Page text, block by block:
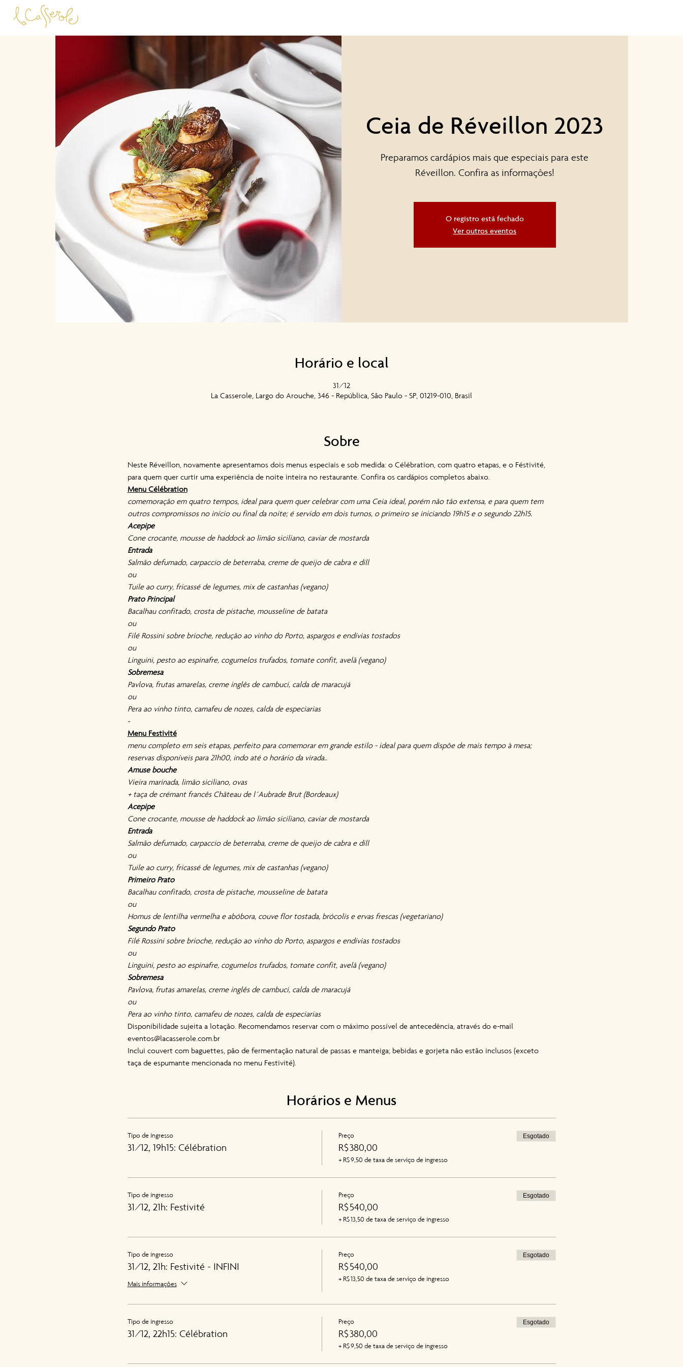
Ceia de Réveillon 2023
Preparamos cardápios mais que especiais para este
Réveillon. Confira as informações!
O registro está fechado
Ver outros eventos
Horário e local
31/12
La Casserole, Largo do Arouche, 346 - República, São Paulo - SP, 01219-010, Brasil
Sobre
Neste Réveillon, novamente apresentamos dois menus especiais e sob medida: o Célébration, com quatro etapas, e o Féstivité,
para quem quer curtir uma experiência de noite inteira no restaurante. Confira os cardápios completos abaixo.
Menu Célébration
comemoração em quatro tempos, ideal para quem quer celebrar com uma Ceia ideal, porém não tão extensa, e para quem tem
outros compromissos no início ou final da noite; é servido em dois turnos, o primeiro se iniciando 19h15 e o segundo 22h15.
Acepipe
Cone crocante, mousse de haddock ao limão siciliano, caviar de mostarda
Entrada
Salmão defumado, carpaccio de beterraba, creme de queijo de cabra e dill
ou
Tuile ao curry, fricassé de legumes, mix de castanhas (vegano)
Prato Principal
Bacalhau confitado, crosta de pistache, mousseline de batata
ou
Filé Rossini sobre brioche, redução ao vinho do Porto, aspargos e endívias tostados
ou
Linguini, pesto ao espinafre, cogumelos trufados, tomate confit, avelã (vegano)
Sobremesa
Pavlova, frutas amarelas, creme inglês de cambuci, calda de maracujá
ou
Pera ao vinho tinto, camafeu de nozes, calda de especiarias
~
Menu Festivité
menu completo em seis etapas, perfeito para comemorar em grande estilo - ideal para quem dispõe de mais tempo à mesa;
reservas disponíveis para 21h00, indo até o horário da virada..
Amuse bouche
Vieira marinada, limão siciliano, ovas
+ taça de crémant francês Château de l´Aubrade Brut (Bordeaux)
Acepipe
Cone crocante, mousse de haddock ao limão siciliano, caviar de mostarda
Entrada
Salmão defumado, carpaccio de beterraba, creme de queijo de cabra e dill
ou
Tuile ao curry, fricassé de legumes, mix de castanhas (vegano)
Primeiro Prato
Bacalhau confitado, crosta de pistache, mousseline de batata
ou
Homus de lentilha vermelha e abóbora, couve flor tostada, brócolis e ervas frescas (vegetariano)
Segundo Prato
Filé Rossini sobre brioche, redução ao vinho do Porto, aspargos e endívias tostados
ou
Linguini, pesto ao espinafre, cogumelos trufados, tomate confit, avelã (vegano)
Sobremesa
Pavlova, frutas amarelas, creme inglês de cambuci, calda de maracujá
ou
Pera ao vinho tinto, camafeu de nozes, calda de especiarias
Disponibilidade sujeita a lotação. Recomendamos reservar com o máximo possível de antecedência, através do e-mail
eventos@lacasserole.com.br
Inclui couvert com baguettes, pão de fermentação natural de passas e manteiga; bebidas e gorjeta não estão inclusos (exceto
taça de espumante mencionada no menu Festivité).
Horários e Menus
Tipo de ingresso
31/12, 19h15: Célébration
Preço
R$ 380,00
+ R$ 9,50 de taxa de serviço de ingresso
Esgotado
Tipo de ingresso
31/12, 21h: Festivité
Preço
R$ 540,00
+ R$ 13,50 de taxa de serviço de ingresso
Esgotado
Tipo de ingresso
31/12, 21h: Festivité - INFINI
Mais informações
Preço
R$ 540,00
+ R$ 13,50 de taxa de serviço de ingresso
Esgotado
Tipo de ingresso
31/12, 22h15: Célébration
Preço
R$ 380,00
+ R$ 9,50 de taxa de serviço de ingresso
Esgotado